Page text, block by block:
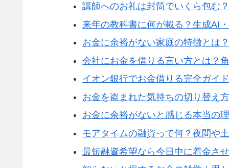
講師へのお礼は封筒でいくら包む
来年の教科書に何が載る？生成AI
お金に余裕がない家庭の特徴とは
会社にお金を借りる言い方とは？
イオン銀行でお金借りる完全ガイ
お金を盗まれた気持ちの切り替え
お金に余裕がないと感じる本当の
モアタイムの融資って何？夜間や
最短融資希望なら今日中に着金さ